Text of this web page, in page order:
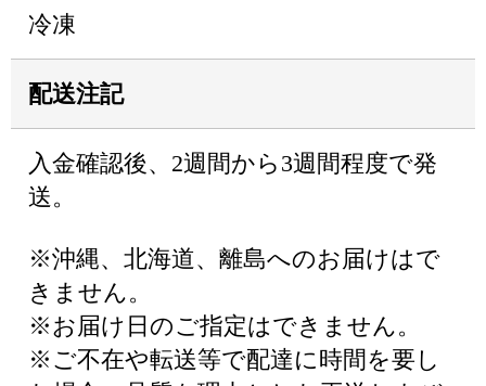
冷凍
配送注記
入金確認後、2週間から3週間程度で発
送。
※沖縄、北海道、離島へのお届けはで
きません。
※お届け日のご指定はできません。
※ご不在や転送等で配達に時間を要し